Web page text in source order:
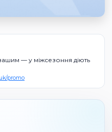
— у міжсезоння діють
promo